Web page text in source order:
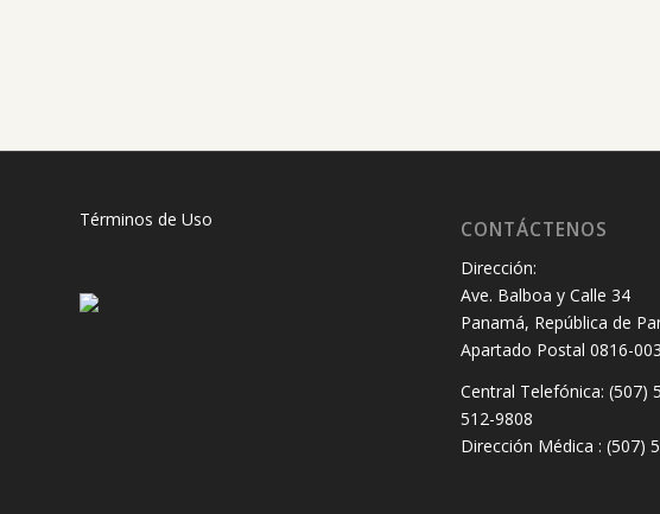
Términos de Uso CONTÁCTENOS
Dirección:
Ave. Balboa y Calle 34
Panamá, República de
Apartado Postal 0816-
Central Telefónica: (507)
512-9808
Dirección Médica : (507)